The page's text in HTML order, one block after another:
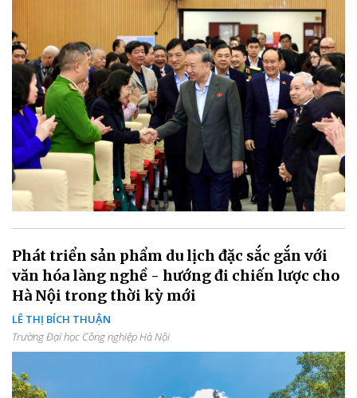
Phát triển sản phẩm du lịch đặc sắc gắn với
văn hóa làng nghề - hướng đi chiến lược cho
Hà Nội trong thời kỳ mới
LÊ THỊ BÍCH THUẬN
Trường Đại học Công nghiệp Hà Nội